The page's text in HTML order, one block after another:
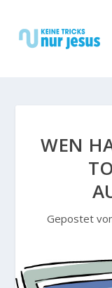
WEN
Gepostet